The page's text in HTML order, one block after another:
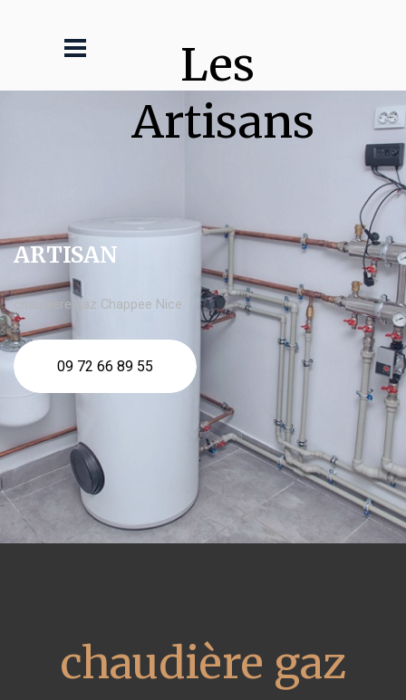
Les
Artisans
ARTISAN
chaudière gaz Chappee Nice
09 72 66 89 55
chaudière gaz